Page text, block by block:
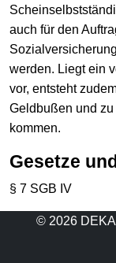
auch für den
werden. Liegt ein
vor, entsteht
Geldbußen und
kommen.
Gesetze
§ 7 SGB IV
© 2026